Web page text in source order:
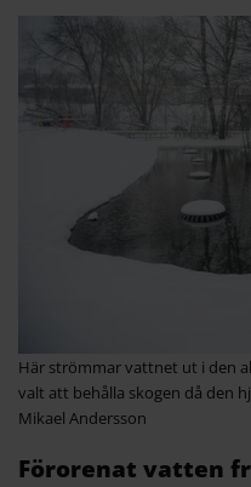
Här strömmar vattnet ut i den
valt att behålla skogen då den
Mikael Andersson
Förorenat vatten